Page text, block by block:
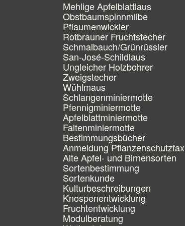
Mehlige Apfelblattlaus
Obstbaumspinnmilbe
Pflaumenwickler
Rotbrauner Fruchtstecher
Schmalbauch/Grünrüssler
San-José-Schildlaus
Ungleicher Holzbohrer
Zweigstecher
Wühlmaus
Schlangenminiermotte
Pfennigminiermotte
Apfelblattminiermotte
Faltenminiermotte
Bestimmungsbücher
Anmeldung Pflanzenschutzfax
Alte Apfel- und Birnensorten
Sortenbestimmung
Sortenkunde
Kulturbeschreibungen
Knospenentwicklung
Fruchtentwicklung
Modulberatung